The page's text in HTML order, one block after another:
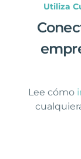
Utiliza
Lee cómo